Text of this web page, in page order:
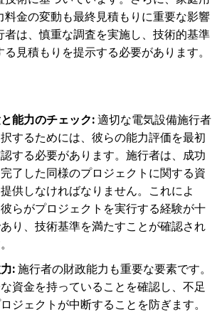
料金の変動も最終見積もりに重要な影響
者は、慎重な調査を実施し、技術的基準
見積もりを提示する必要があります。
能力のチェック:適切な電気設備施行者
するためには、彼らの能力評価を最初
する必要があります。施行者は、成功
了した同様のプロジェクトに関する資
供しなければなりません。これによ
彼らがプロジェクトを実行する経験が十
り、技術基準を満たすことが確認され
:施行者の財政能力も重要な要素です。
資金を持っていることを確認し、不足
ジェクトが中断することを防ぎます。